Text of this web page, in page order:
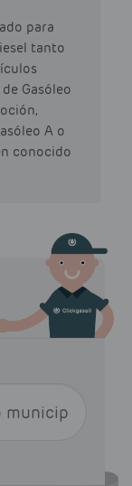
para
tanto
Gasóleo
A o
conocido